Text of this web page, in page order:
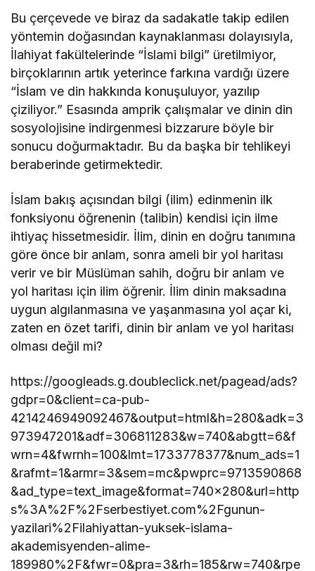
Bu çerçevede ve biraz da sadakatle takip edilen
yöntemin doğasından kaynaklanması dolayısıyla,
İlahiyat fakültelerinde “İslami bilgi” üretilmiyor,
birçoklarının artık yeterince farkına vardığı üzere
“İslam ve din hakkında konuşuluyor, yazılıp
çiziliyor.” Esasında amprik çalışmalar ve dinin din
sosyolojisine indirgenmesi bizzarure böyle bir
sonucu doğurmaktadır. Bu da başka bir tehlikeyi
beraberinde getirmektedir.
İslam bakış açısından bilgi (ilim) edinmenin ilk
fonksiyonu öğrenenin (talibin) kendisi için ilme
ihtiyaç hissetmesidir. İlim, dinin en doğru tanımına
göre önce bir anlam, sonra ameli bir yol haritası
verir ve bir Müslüman sahih, doğru bir anlam ve
yol haritası için ilim öğrenir. İlim dinin maksadına
uygun algılanmasına ve yaşanmasına yol açar ki,
zaten en özet tarifi, dinin bir anlam ve yol haritası
olması değil mi?
https://googleads.g.doubleclick.net/pagead/ads?
gdpr=0&client=ca-pub-
4214246949092467&output=html&h=280&adk=3
973947201&adf=306811283&w=740&abgtt=6&f
wrn=4&fwrnh=100&lmt=1733778377&num_ads=1
&rafmt=1&armr=3&sem=mc&pwprc=9713590868
&ad_type=text_image&format=740×280&url=http
s%3A%2F%2Fserbestiyet.com%2Fgunun-
yazilari%2Filahiyattan-yuksek-islama-
akademisyenden-alime-
189980%2F&fwr=0&pra=3&rh=185&rw=740&rpe